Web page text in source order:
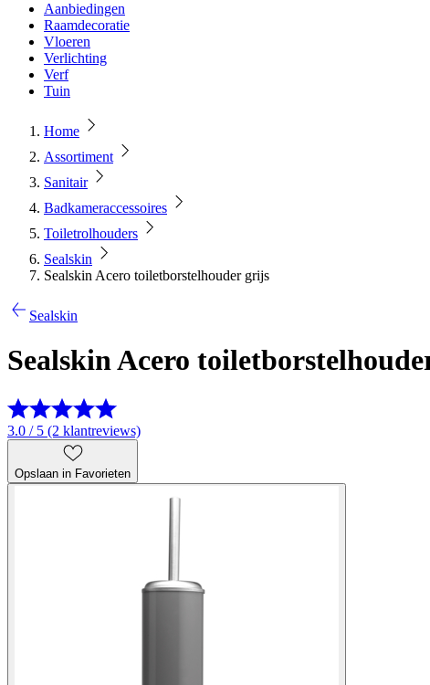
Aanbiedingen
Raamdecoratie
Vloeren
Verlichting
Verf
Tuin
Home
Assortiment
Sanitair
Badkameraccessoires
Toiletrolhouders
Sealskin
Sealskin Acero toiletborstelhouder grijs
Sealskin
Sealskin Acero
3.0 / 5 (2 klantreviews)
Opslaan in Favorieten